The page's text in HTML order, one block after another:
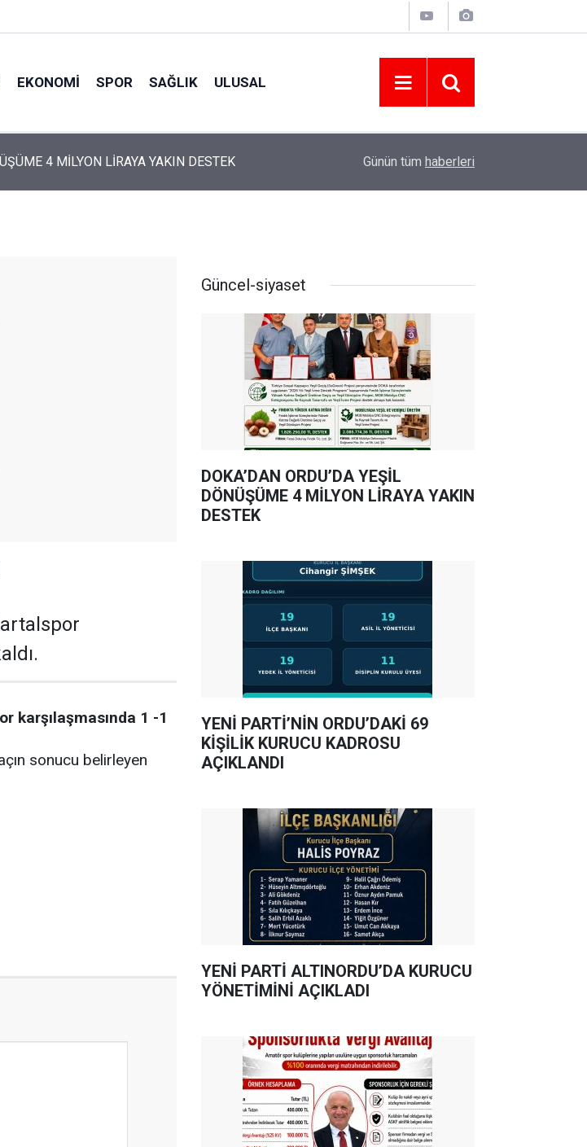
EKONOMI SPOR SAĞLIK ULUSAL
KURUCU KADROSU AÇIKLANDI YENİ PARTİ ALTINORDU’DA KURUCU
Günün tüm haberleri
karşılaşmasında 1 -1
sonucu belirleyen
Güncel-siyaset
DOKA’DAN ORDU’DA YEŞİL
DÖNÜŞÜME 4 MİLYON LİRAYA YAKIN
DESTEK
YENİ PARTİ’NİN ORDU’DAKİ 69
KİŞİLİK KURUCU KADROSU
AÇIKLANDI
YENİ PARTİ ALTINORDU’DA KURUCU
YÖNETİMİNİ AÇIKLADI